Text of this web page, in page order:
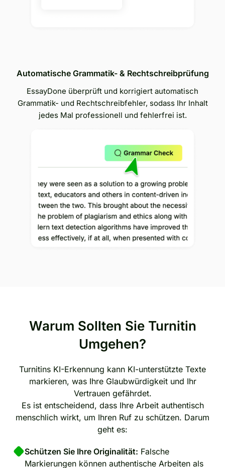
Automatische Grammatik- & Rechtschreibprüfung
EssayDone überprüft und korrigiert automatisch
Grammatik- und Rechtschreibfehler, sodass Ihr Inhalt
jedes Mal professionell und fehlerfrei ist.
Warum Sollten Sie Turnitin
Umgehen?
Turnitins KI-Erkennung kann KI-unterstützte Texte
markieren, was Ihre Glaubwürdigkeit und Ihr
Vertrauen gefährdet.
Es ist entscheidend, dass Ihre Arbeit authentisch
menschlich wirkt, um Ihren Ruf zu schützen. Darum
geht es:
Schützen Sie Ihre Originalität: Falsche
Markierungen können authentische Arbeiten als